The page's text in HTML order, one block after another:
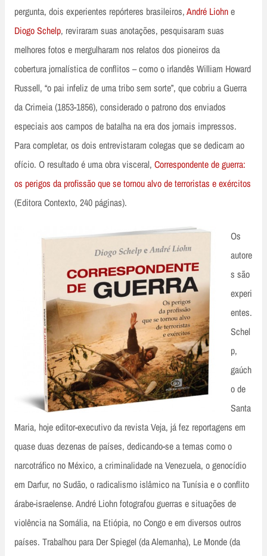
pergunta, dois experientes repórteres brasileiros,André Liohne
Diogo Schelp, reviraram suas anotações, pesquisaram suas
melhores fotos e mergulharam nos relatos dos pioneiros da
cobertura jornalística de conflitos – como o irlandês William Howard
Russell, “o pai infeliz de uma tribo sem sorte”, que cobriu a Guerra
da Crimeia (1853-1856), considerado o patrono dos enviados
especiais aos campos de batalha na era dos jornais impressos.
Para completar, os dois entrevistaram colegas que se dedicam ao
ofício. O resultado é uma obra visceral, Correspondente de guerra:
os perigos da profissão que se tornou alvo de terroristas e exércitos
(Editora Contexto, 240 páginas).
Os
autore
s são
experi
entes.
Schel
p,
gaúch
o de
Santa
Maria, hoje editor-executivo da revista Veja, já fez reportagens em
quase duas dezenas de países, dedicando-se a temas como o
narcotráfico no México, a criminalidade na Venezuela, o genocídio
em Darfur, no Sudão, o radicalismo islâmico na Tunísia e o conflito
árabe-israelense. André Liohn fotografou guerras e situações de
violência na Somália, na Etiópia, no Congo e em diversos outros
países. Trabalhou para Der Spiegel (da Alemanha), Le Monde (da